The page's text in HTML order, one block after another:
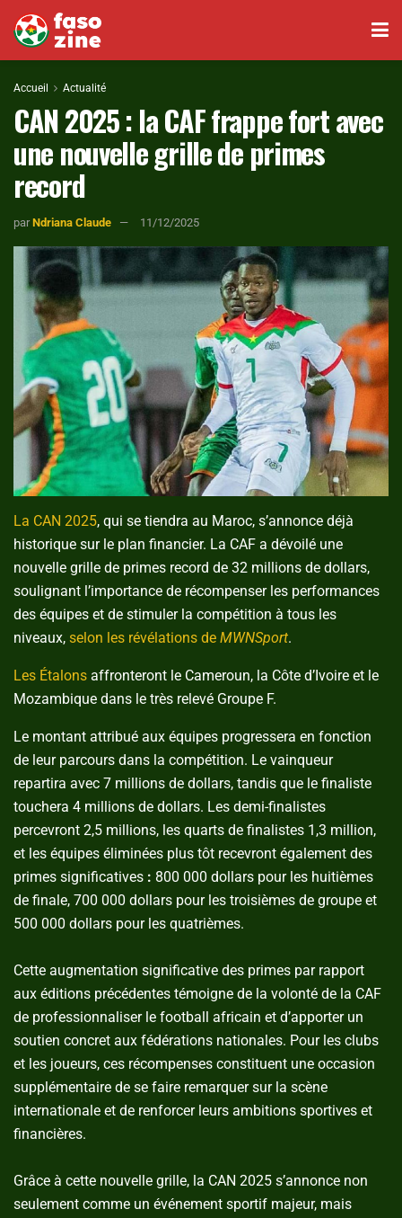
Accueil Actualité
CAN 2025 : la CAF frappe fort avec
une nouvelle grille de primes
record
par Ndriana Claude 11/12/2025
La CAN 2025, qui se tiendra au Maroc, s’annonce déjà
historique sur le plan financier. La CAF a dévoilé une
nouvelle grille de primes record de 32 millions de dollars,
soulignant l’importance de récompenser les performances
des équipes et de stimuler la compétition à tous les
niveaux, selon les révélations de MWNSport.
Les Étalons affronteront le Cameroun, la Côte d’Ivoire et le
Mozambique dans le très relevé Groupe F.
Le montant attribué aux équipes progressera en fonction
de leur parcours dans la compétition. Le vainqueur
repartira avec 7 millions de dollars, tandis que le finaliste
touchera 4 millions de dollars. Les demi-finalistes
percevront 2,5 millions, les quarts de finalistes 1,3 million,
et les équipes éliminées plus tôt recevront également des
primes significatives : 800 000 dollars pour les huitièmes
de finale, 700 000 dollars pour les troisièmes de groupe et
500 000 dollars pour les quatrièmes.
Cette augmentation significative des primes par rapport
aux éditions précédentes témoigne de la volonté de la CAF
de professionnaliser le football africain et d’apporter un
soutien concret aux fédérations nationales. Pour les clubs
et les joueurs, ces récompenses constituent une occasion
supplémentaire de se faire remarquer sur la scène
internationale et de renforcer leurs ambitions sportives et
financières.
Grâce à cette nouvelle grille, la CAN 2025 s’annonce non
seulement comme un événement sportif majeur, mais